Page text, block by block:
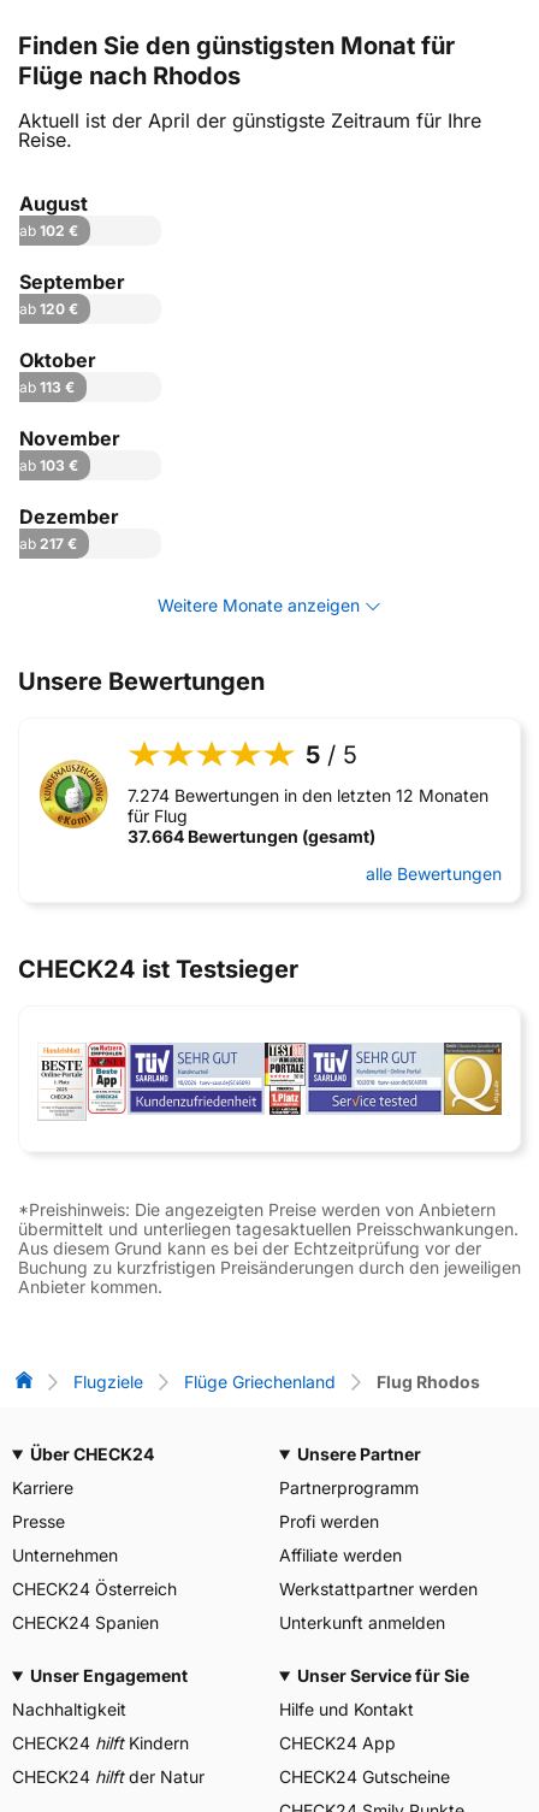
Finden Sie den günstigsten Monat für
Flüge nach Rhodos
Aktuell ist der April der günstigste Zeitraum für Ihre
Reise.
August
ab 102 €
September
ab 120 €
Oktober
ab 113 €
November
ab 103 €
Dezember
ab 217 €
Weitere Monate anzeigen
Unsere Bewertungen
5 / 5
7.274 Bewertungen in den letzten 12 Monaten
für Flug
37.664 Bewertungen (gesamt)
alle Bewertungen
CHECK24 ist Testsieger
*Preishinweis: Die angezeigten Preise werden von Anbietern
übermittelt und unterliegen tagesaktuellen Preisschwankungen.
Aus diesem Grund kann es bei der Echtzeitprüfung vor der
Buchung zu kurzfristigen Preisänderungen durch den jeweiligen
Anbieter kommen.
Flug-Vergleich
Flugziele Flüge Griechenland Flug Rhodos
Über CHECK24
Karriere
Presse
Unternehmen
CHECK24 Österreich
CHECK24 Spanien
Unsere Partner
Partnerprogramm
Profi werden
Affiliate werden
Werkstattpartner werden
Unterkunft anmelden
Unser Engagement
Nachhaltigkeit
CHECK24 hilftKindern
CHECK24 hilftder Natur
Unser Service für Sie
Hilfe und Kontakt
CHECK24 App
CHECK24 Gutscheine